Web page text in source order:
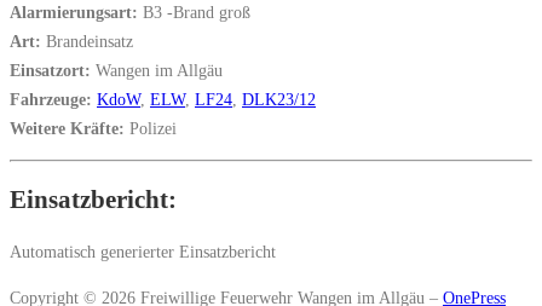
Alarmierungsart: B3 -Brand groß
Art: Brandeinsatz
Einsatzort: Wangen im Allgäu
Fahrzeuge: KdoW, ELW, LF24 DLK23/12
Weitere Kräfte: Polizei
Einsatzbericht:
Automatisch generierter Einsatzbericht
Copyright © 2026 Freiwillige Feuerwehr Wangen im Allgäu – OnePress